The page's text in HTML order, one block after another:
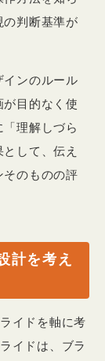
判断基準が
ンのルール
目的なく使
理解しづら
して、伝え
のものの評
計を考え
イドを軸に考
イドは、ブラ